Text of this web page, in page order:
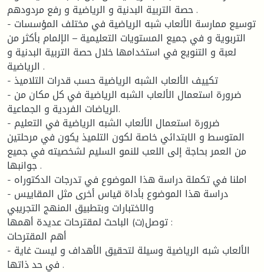
حصة التربية البدنية و الرياضية و رفع مردودهم .
- توسيع ممارسة الألعاب شبه الرياضية في مختلف المؤسسات
التربوية و في جميع المستويات التعليمية – الإلمام بأكثر من
لعبة و التنويع في استخدامها خلال حصة التربية البدنية و
الرياضية .
- تكييف الألعاب الشبه الرياضية حسب قدرات التلاميذ
- ضرورة استعمال الألعاب الشبه الرياضية في كل مكان من
الرياضات الفردية و الجماعية.
- ضرورة استعمال الألعاب الشبه الرياضية في التعليم
المتوسط و الابتدائي خاصة لكون التلميذ يكون في مرحلتين
من العمر بحاجة إلى اللعب للنمو السليم لشخصيته في جميع
جوانبها .
- املنا في تكملة دراسة هذا الموضوع في تدرجات الدكتوراه
- دراسة هذا الموضوع بأداة قياس أخرى مثل المقاييس
والاختبارات وبتطبيق المنهج التجريبي
توصل(ت) الباحث لمقترحات عديدة أهمها :
أهم المقترحات
- الألعاب شبه الرياضية وسيلة لتحقيق الأهداف و ليست غاية
في حد ذاتها .